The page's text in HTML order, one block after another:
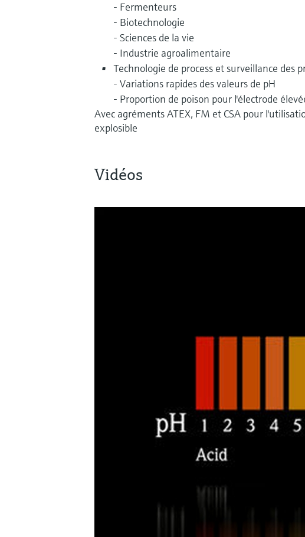
- Fermenteurs
- Biotechnologie
- Sciences de la vie
- Industrie agroalimentaire
Technologie de process et surveillance des
- Variations rapides des valeurs de pH
- Proportion de poison pour l'électrode
Avec agréments ATEX, FM et CSA pour
explosible
Vidéos